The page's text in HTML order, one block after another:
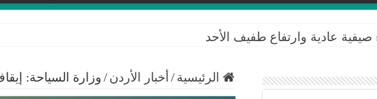
صيفية عادية وارتفاع طفيف الأحد
الرئيسية / أخبار الأردن /وزارة السياحة: